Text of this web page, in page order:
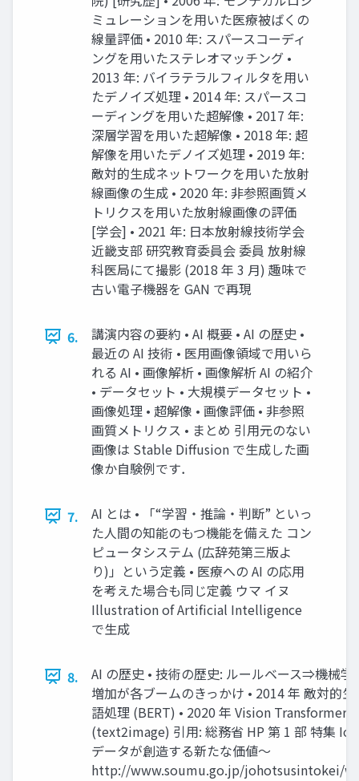
ミュレーションを⽤いた医療被ばくの
線量評価 • 2010 年: スパースコーディ
ングを⽤いたステレオマッチング •
2013 年: バイラテラルフィルタを⽤い
たデノイズ処理 • 2014 年: スパースコ
ーディングを⽤いた超解像 • 2017 年:
深層学習を⽤いた超解像 • 2018 年: 超
解像を⽤いたデノイズ処理 • 2019 年:
敵対的⽣成ネットワークを⽤いた放射
線画像の⽣成 • 2020 年: ⾮参照画質メ
トリクスを⽤いた放射線画像の評価
[学会] • 2021 年: ⽇本放射線技術学会
近畿⽀部 研究教育委員会 委員 放射線
科医局にて撮影 (2018 年 3 ⽉) 趣味で
古い電⼦機器を GAN で再現
6.
講演内容の要約 • AI 概要 • AI の歴史 •
最近の AI 技術 • 医⽤画像領域で⽤いら
れる AI • 画像解析 • 画像解析 AI の紹介
• データセット • ⼤規模データセット •
画像処理 • 超解像 • 画像評価 • ⾮参照
画質メトリクス • まとめ 引⽤元のない
画像は Stable Diffusion で⽣成した画
像か⾃験例です．
7.
AI とは • 「“学習・推論・判断” といっ
た⼈間の知能のもつ機能を備えた コン
ピュータシステム (広辞苑第三版よ
り)」という定義 • 医療への AI の応⽤
を考えた場合も同じ定義 ウマ イヌ
Illustration of Artificial Intelligence
で⽣成
8.
AI の歴史 • 技術の歴史: ルールベース⇒機械
増加が各ブームのきっかけ • 2014 年 敵対的
語処理 (BERT) • 2020 年 Vision Transformer
(text2image) 引⽤: 総務省 HP 第 1 部 特集
データが創造する新たな価値〜
http://www.soumu.go.jp/johotsusintokei/